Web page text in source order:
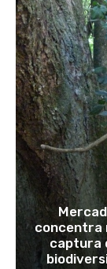
concentra
captura